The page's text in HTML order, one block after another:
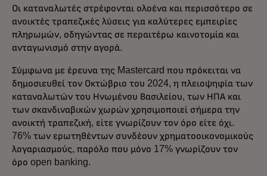
Οι καταναλωτές στρέφονται ολοένα και περισσότερο σε
ανοικτές τραπεζικές λύσεις για καλύτερες εμπειρίες
πληρωμών, οδηγώντας σε περαιτέρω καινοτομία και
ανταγωνισμό στην αγορά.
Σύμφωνα με έρευνα της Mastercard που πρόκειται να
δημοσιευθεί τον Οκτώβριο του 2024, η πλειοψηφία των
καταναλωτών του Ηνωμένου Βασιλείου, των ΗΠΑ και
των σκανδιναβικών χωρών χρησιμοποιεί σήμερα την
ανοικτή τραπεζική, είτε γνωρίζουν τον όρο είτε όχι.
76% των ερωτηθέντων συνδέουν χρηματοοικονομικούς
λογαριασμούς, παρόλο που μόνο 17% γνωρίζουν τον
όρο open banking.